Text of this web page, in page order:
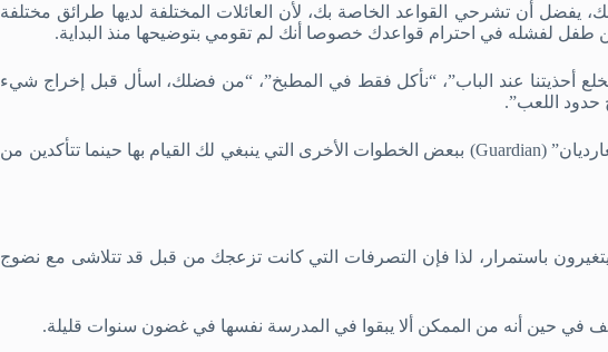
يفضل أن تشرحي القواعد الخاصة بك، لأن العائلات المختلفة لديها طرائق مختلفة
طفل لفشله في احترام قواعدك خصوصا أنك لم تقومي بتوضيحها منذ البداية.
أحذيتنا عند الباب”، “نأكل فقط في المطبخ”، “من فضلك، اسأل قبل إخراج شيء
حدود اللعب”.
وتوصي جوان مكفادين الكاتبة في صحيفة “الغارديان” (Guardian) ببعض الخطوات الأخرى التي ينبغي لك القيام بها حينما تتأكدين من
باستمرار، لذا فإن التصرفات التي كانت تزعجك من قبل قد تتلاشى مع نضوج
في حين أنه من الممكن ألا يبقوا في المدرسة نفسها في غضون سنوات قليلة.